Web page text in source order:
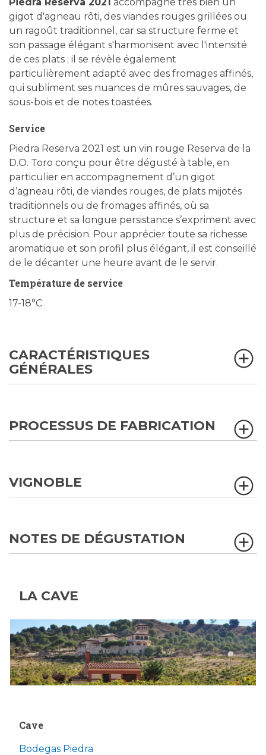
gigot d'agneau rôti, des viandes rouges grillées ou
un ragoût traditionnel, car sa structure ferme et
son passage élégant s'harmonisent avec l'intensité
de ces plats ; il se révèle également
particulièrement adapté avec des fromages affinés,
qui subliment ses nuances de mûres sauvages, de
sous-bois et de notes toastées.
Service
Piedra Reserva 2021 est un vin rouge Reserva de la
D.O. Toro conçu pour être dégusté à table, en
particulier en accompagnement d’un gigot
d’agneau rôti, de viandes rouges, de plats mijotés
traditionnels ou de fromages affinés, où sa
structure et sa longue persistance s’expriment avec
plus de précision. Pour apprécier toute sa richesse
aromatique et son profil plus élégant, il est conseillé
de le décanter une heure avant de le servir.
Température de service
17-18°C
CARACTÉRISTIQUES
GÉNÉRALES
PROCESSUS DE FABRICATION
VIGNOBLE
NOTES DE DÉGUSTATION
LA CAVE
Cave
Bodegas Piedra